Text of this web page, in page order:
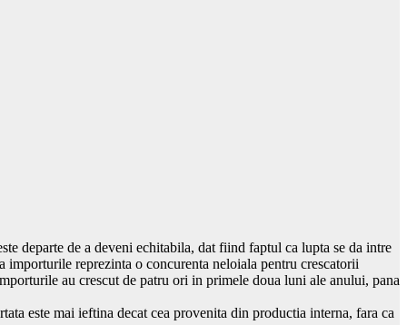
departe de a deveni echitabila, dat fiind faptul ca lupta se da intre
reprezinta o concurenta neloiala pentru crescatorii
au crescut de patru ori in primele doua luni ale anului, pana
este mai ieftina decat cea provenita din productia interna, fara ca